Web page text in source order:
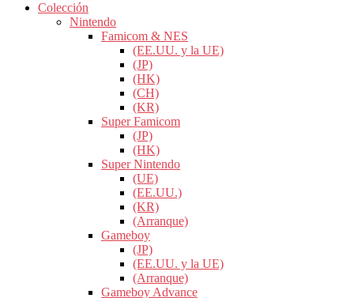
Colección
Nintendo
Famicom & NES
(EE.UU. y la UE)
(JP)
(HK)
(CH)
(KR)
Super Famicom
(JP)
(HK)
Super Nintendo
(UE)
(EE.UU.)
(KR)
(Arranque)
Gameboy
(JP)
(EE.UU. y la UE)
(Arranque)
Gameboy Advance